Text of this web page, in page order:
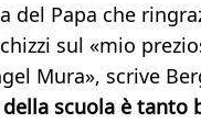
del Papa che
sul «mio
Mura», scrive
scuola è tanto